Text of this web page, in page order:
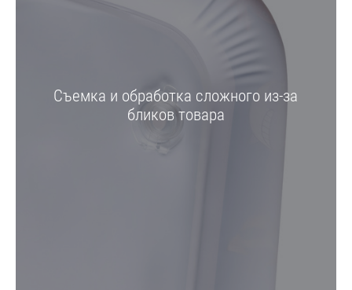
Съемка и обработка сложного из-за
бликов товара